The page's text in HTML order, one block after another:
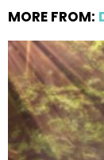
MORE FROM: